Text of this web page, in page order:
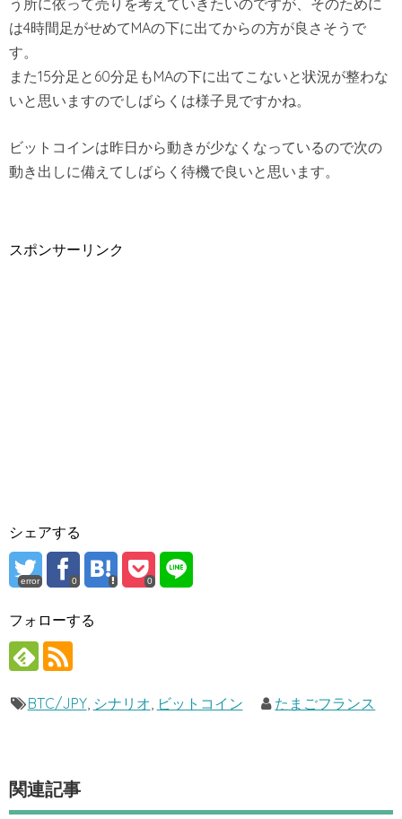
は4時間足がせめてMAの下に出てからの方が良さそうで
す。
また15分足と60分足もMAの下に出てこないと状況が整わな
いと思いますのでしばらくは様子見ですかね。
ビットコインは昨日から動きが少なくなっているので次の
動き出しに備えてしばらく待機で良いと思います。
スポンサーリンク
シェアする
error 0 0
フォローする
BTC/JPY, シナリオ, ビットコイン たまごフランス
関連記事